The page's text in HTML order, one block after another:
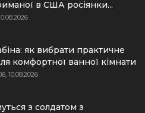
в США росіянки...
як вибрати практичне
комфортної ванної кімнати
10.08.2026
з солдатом з